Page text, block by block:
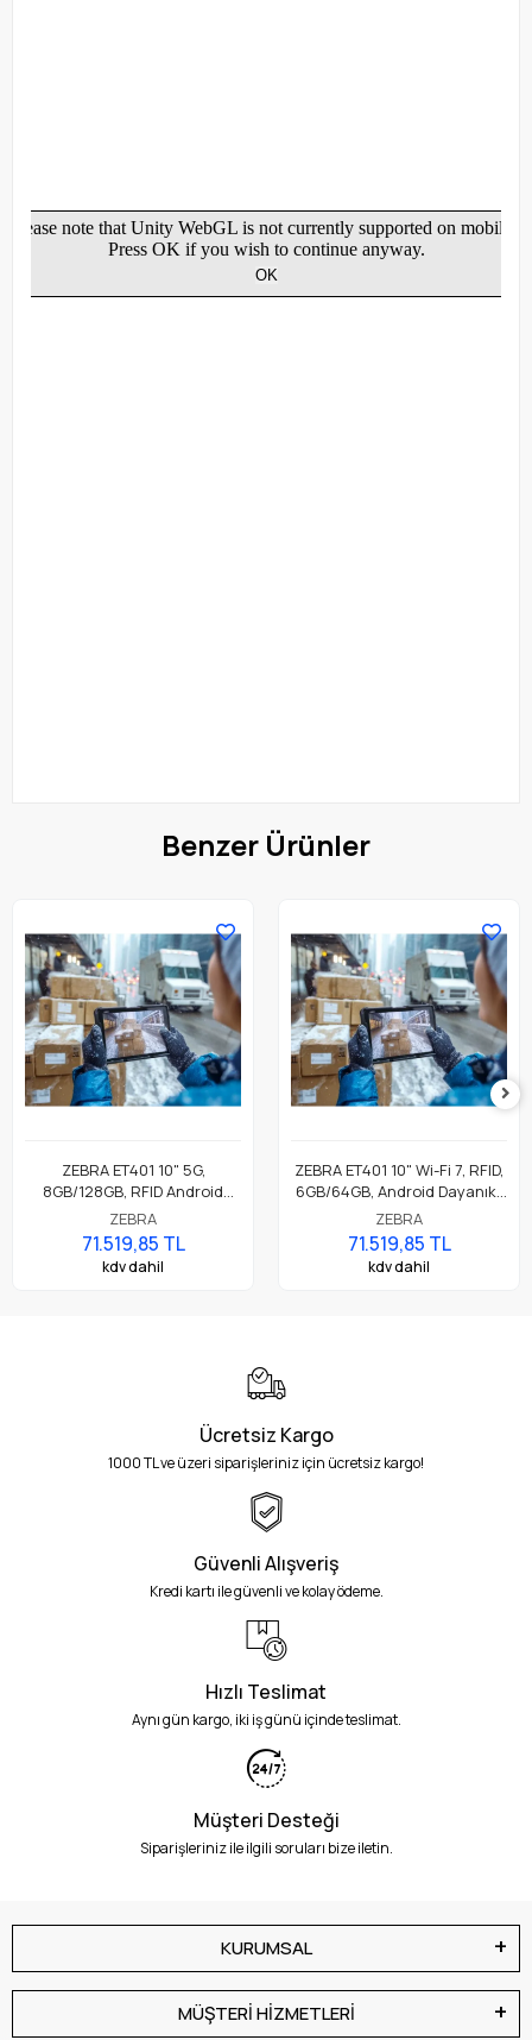
Benzer Ürünler
ZEBRA ET401 10" 5G,
8GB/128GB, RFID Android
Dayanıklı Endüstriyel Tablet
ZEBRA
71.519,85 TL
kdv dahil
ZEBRA ET401 10" Wi-Fi 7, RFID,
6GB/64GB, Android Dayanıklı
Endüstriyel Tablet
ZEBRA
71.519,85 TL
kdv dahil
Ücretsiz Kargo
1000 TL ve üzeri siparişleriniz için ücretsiz kargo!
Güvenli Alışveriş
Kredi kartı ile güvenli ve kolay ödeme.
Hızlı Teslimat
Aynı gün kargo, iki iş günü içinde teslimat.
Müşteri Desteği
Siparişleriniz ile ilgili soruları bize iletin.
KURUMSAL
MÜŞTERİ HİZMETLERİ